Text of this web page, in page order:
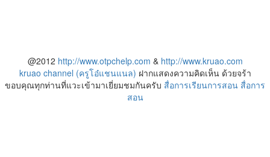
@2012 http://www.otpchelp.com & http://www.kruao.com
kruao channel (ครูโอ๋แชนแนล) ฝากแสดงความคิดเห็น ด้วยจร้า
ขอบคุณทุกท่านที่แวะเข้ามาเยี่ยมชมกันครับ สื่อการเรียนการสอน สื่อการ
สอน